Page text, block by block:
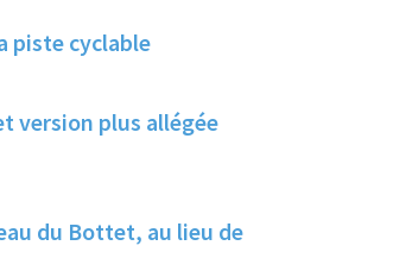
piste cyclable
version plus allégée
du Bottet, au lieu de